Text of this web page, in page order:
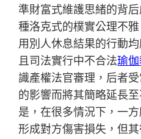
準財富式維護思緒的背
種洛克式的樸實公理不
用別人休息結果的行動
且司法實行中不合法瑜
識產權法官審理，后者
的影響而將其簡略延長
是，在很多情況下，一
形成對方傷害損失，但